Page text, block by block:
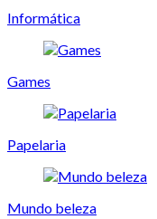
Informática
Games
Papelaria
Mundo beleza